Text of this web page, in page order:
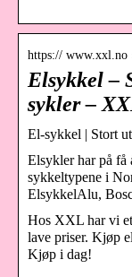
https:// www.xxl.no
Elsykkel –
sykler –
El-sykkel | Stort
Elsykler har på få
sykkeltypene i
ElsykkelAlu,
Hos XXL har vi
lave priser. Kjøp
Kjøp i dag!